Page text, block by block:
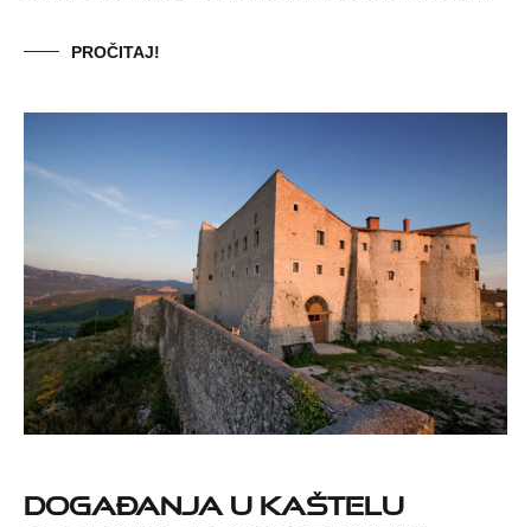
PROČITAJ!
Događanja u Kaštelu